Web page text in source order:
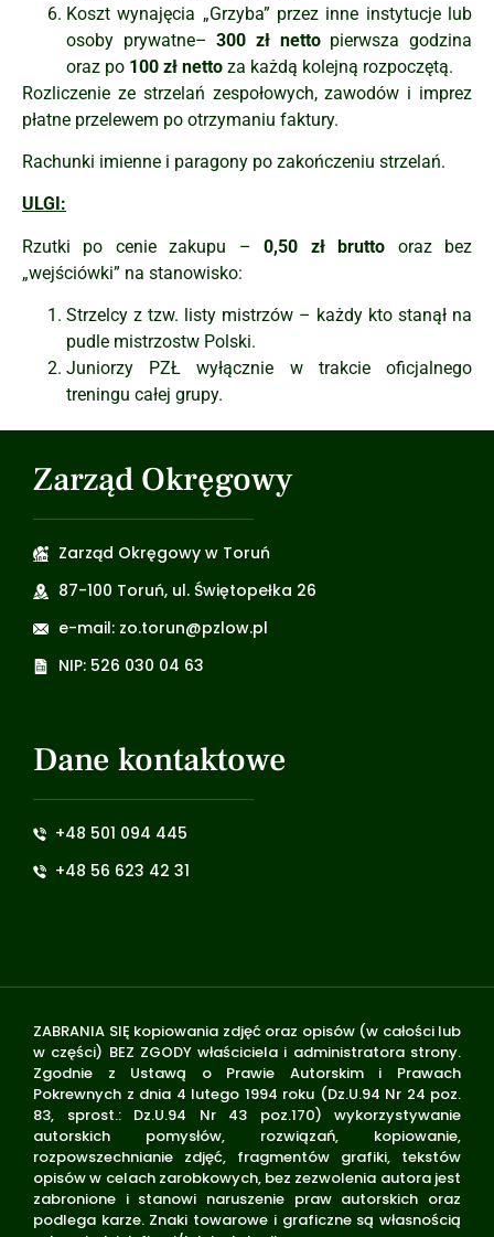
Koszt wynajęcia „Grzyba” przez inne instytucje lub
osoby prywatne–300 zł nettopierwsza godzina
oraz po 100 zł netto za każdą kolejną rozpoczętą.
Rozliczenie ze strzelań zespołowych, zawodów i imprez
płatne przelewem po otrzymaniu faktury.
Rachunki imienne i paragony po zakończeniu strzelań.
ULGI:
Rzutki po cenie zakupu –0,50 zł brutto oraz bez
„wejściówki” na stanowisko:
Strzelcy z tzw. listy mistrzów – każdy kto stanął na
pudle mistrzostw Polski.
Juniorzy PZŁ wyłącznie w trakcie oficjalnego
treningu całej grupy.
Zarząd Okręgowy
Zarząd Okręgowy w Toruń
87-100 Toruń, ul. Świętopełka 26
e-mail: zo.torun@pzlow.pl
NIP: 526 030 04 63
Dane kontaktowe
+48 501 094 445
+48 56 623 42 31
ZABRANIA SIĘ kopiowania zdjęć oraz opisów (w całości lub
w części) BEZ ZGODY właściciela i administratora strony.
Zgodnie z Ustawą o Prawie Autorskim i Prawach
Pokrewnych z dnia 4 lutego 1994 roku (Dz.U.94 Nr 24 poz.
83, sprost.: Dz.U.94 Nr 43 poz.170) wykorzystywanie
autorskich pomysłów, rozwiązań, kopiowanie,
rozpowszechnianie zdjęć, fragmentów grafiki, tekstów
opisów w celach zarobkowych, bez zezwolenia autora jest
zabronione i stanowi naruszenie praw autorskich oraz
podlega karze. Znaki towarowe i graficzne są własnością